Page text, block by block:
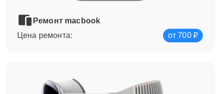
Ремонт macbook
Цена ремонта:
от 700 ₽